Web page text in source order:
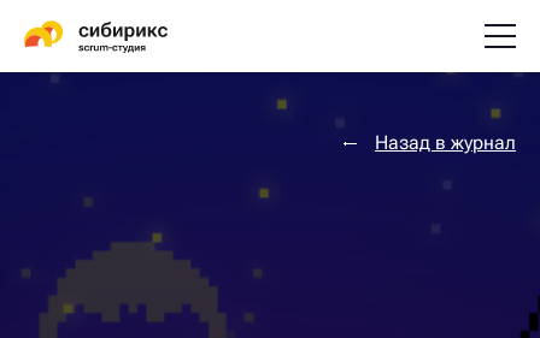
Назад в журнал